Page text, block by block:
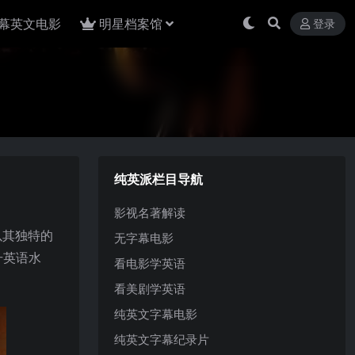
英文电影 明星档案馆 登录
独特的
语水
纯英派栏目导航
影视名著解读
无字幕电影
看电影学英语
看美剧学英语
纯英文字幕电影
纯英文字幕纪录片